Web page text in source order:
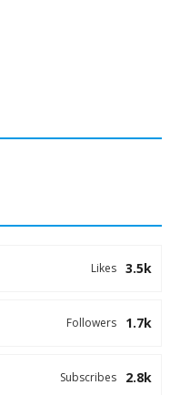
3.5k
Likes
1.7k
Followers
2.8k
Subscribes